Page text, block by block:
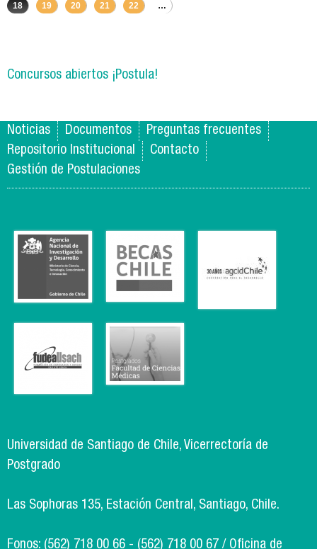
18 19 20 21 22 …
Concursos abiertos ¡Postula!
Noticias Documentos
Preguntas frecuentes
Repositorio Institucional
Contacto
Gestión de Postulaciones
Universidad de Santiago de Chile, Vicerrectoría de
Postgrado
Las Sophoras 135, Estación Central, Santiago, Chile.
Fonos: (562) 718 00 66 - (562) 718 00 67 / Oficina de